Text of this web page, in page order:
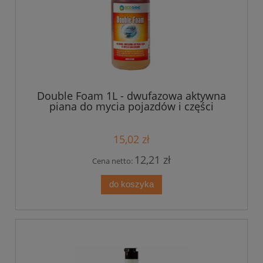
Double Foam 1L - dwufazowa aktywna
piana do mycia pojazdów i części
15,02 zł
Cena netto: 12,21 zł
do koszyka